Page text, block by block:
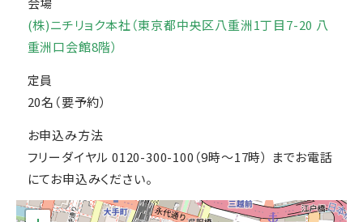
(株)ニチリョク本社（東京都中央区八重洲1丁目7-20 八
重洲口会館8階）
定員
20名（要予約）
お申込み方法
フリーダイヤル 0120-300-100（9時～17時） までお電話
にてお申込みください。